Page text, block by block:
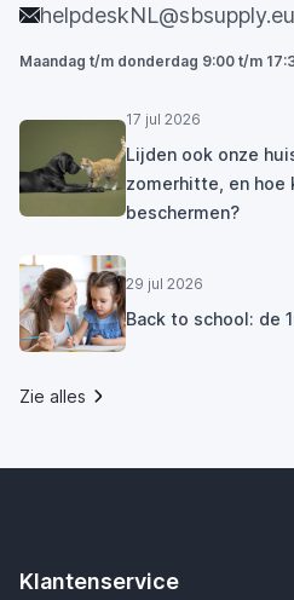
helpdeskNL@sbsupply.eu
Maandag t/m donderdag 9:00 t/m
17 jul 2026
Lijden ook onze
zomerhitte, en hoe
beschermen?
29 jul 2026
Back to school: de
Zie alles
Klantenservice